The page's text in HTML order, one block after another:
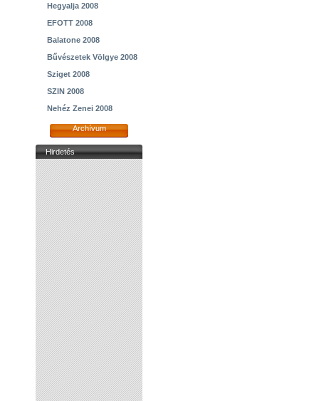
Hegyalja 2008
EFOTT 2008
Balatone 2008
Bűvészetek Völgye 2008
Sziget 2008
SZIN 2008
Nehéz Zenei 2008
Archívum
Hirdetés